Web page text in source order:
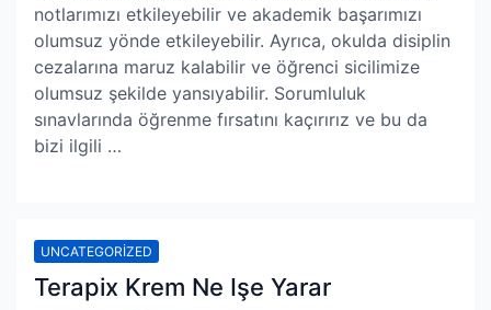
notlarımızı etkileyebilir ve akademik başarımızı
olumsuz yönde etkileyebilir. Ayrıca, okulda disiplin
cezalarına maruz kalabilir ve öğrenci sicilimize
olumsuz şekilde yansıyabilir. Sorumluluk
sınavlarında öğrenme fırsatını kaçırırız ve bu da
bizi ilgili …
UNCATEGORIZED
Terapix Krem Ne Işe Yarar